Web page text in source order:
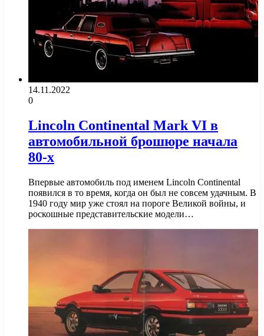
14.11.2022
0
Lincoln Continental Mark VI в
автомобильной брошюре начала
80-х
Впервые автомобиль под именем Lincoln Continental
появился в то время, когда он был не совсем удачным. В
1940 году мир уже стоял на пороге Великой войны, и
роскошные представительские модели…